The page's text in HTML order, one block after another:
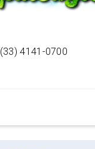
(33) 4141-0700